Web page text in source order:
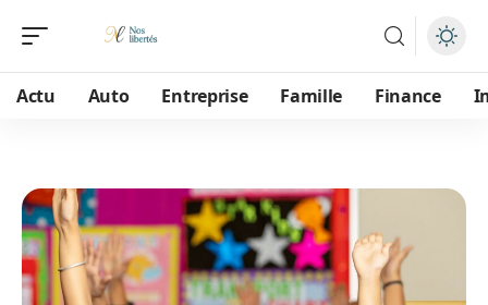
Actu Auto Entreprise Famille Finance